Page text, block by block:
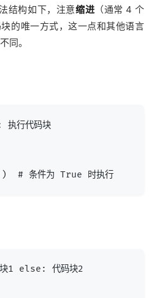
结构如下，注意缩进 （通常 4 个
的唯一方式，这一点和其他语言
同。
行代码块
1 else: 代码块2